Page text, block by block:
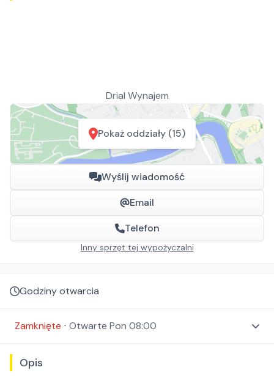
Drial Wynajem
Pokaż oddziały (15)
Wyślij wiadomość
Email
Telefon
Inny sprzęt tej wypożyczalni
Godziny otwarcia
Zamknięte ⋅ Otwarte Pon 08:00
Opis